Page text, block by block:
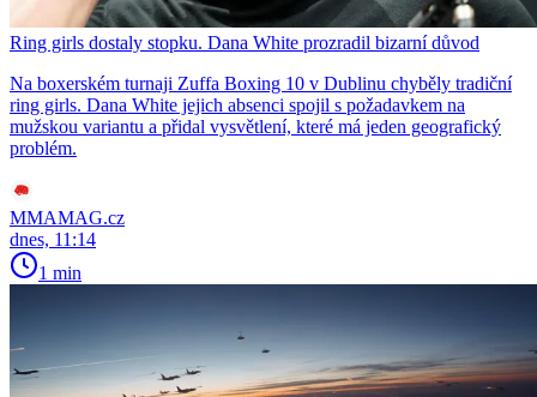
Ring girls dostaly stopku. Dana White prozradil bizarní důvod
Na boxerském turnaji Zuffa Boxing 10 v Dublinu chyběly tradiční
ring girls. Dana White jejich absenci spojil s požadavkem na
mužskou variantu a přidal vysvětlení, které má jeden geografický
problém.
MMAMAG.cz
dnes, 11:14
1 min